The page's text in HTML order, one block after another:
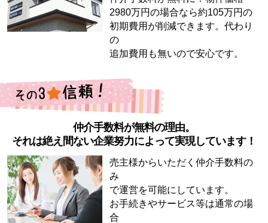
2980万円の場合なら約105万円の
初期費用が削減できます。代わり
の
追加費用も無いので安心です。
仲介手数料が無料の理由。
それは絶え間ない企業努力によって実現しています！
売主様からいただく仲介手数料の
み
で運営を可能にしています。
お手続きやサービス等は通常の場
合